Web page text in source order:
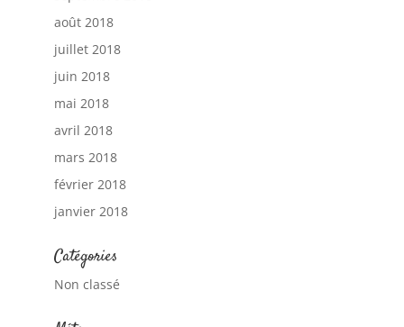
août 2018
juillet 2018
juin 2018
mai 2018
avril 2018
mars 2018
février 2018
janvier 2018
Catégories
Non classé